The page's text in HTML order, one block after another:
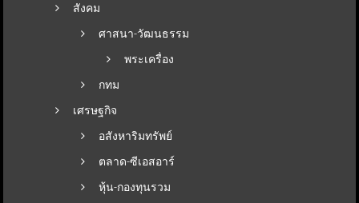
สังคม
ศาสนา-วัฒนธรรม
พระเครื่อง
กทม
เศรษฐกิจ
อสังหาริมทรัพย์
ตลาด-ซีเอสอาร์
หุ้น-กองทุนรวม